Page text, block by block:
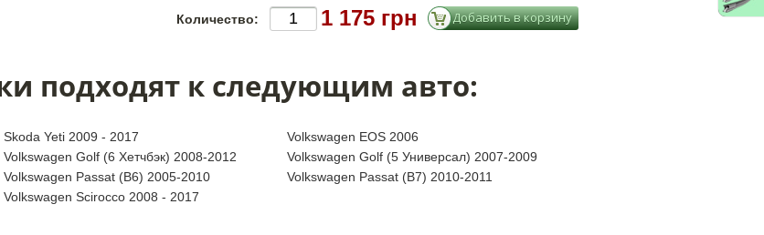
Количество: 1 175 грн
подходят к следующим авто:
Skoda Yeti 2009 - 2017
Volkswagen EOS 2006
Volkswagen Golf (6 Хетчбэк) 2008-2012
Volkswagen Golf (5 Универсал) 2007-2009
Volkswagen Passat (B6) 2005-2010
Volkswagen Passat (B7) 2010-2011
Volkswagen Scirocco 2008 - 2017